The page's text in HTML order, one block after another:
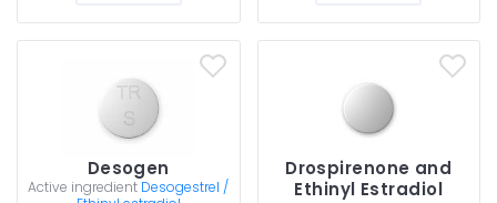
Desogen
Active ingredient Desogestrel /
Drospirenone and
Ethinyl Estradiol